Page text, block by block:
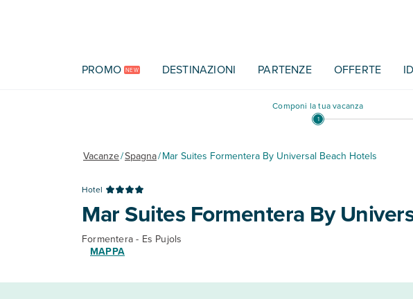
PROMO NEW DESTINAZIONI PARTENZE OFFERTE
Componi la tua vacanza
Vacanze/Spagna/Mar Suites Formentera By Universal Beach Hotels
Hotel
Mar Suites Formentera By
Formentera - Es Pujols
MAPPA